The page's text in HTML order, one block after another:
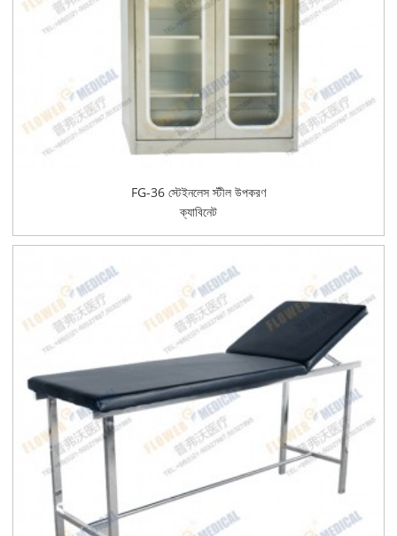
FG-36 স্টেইনলেস স্টীল উপকরণ
ক্যাবিনেট